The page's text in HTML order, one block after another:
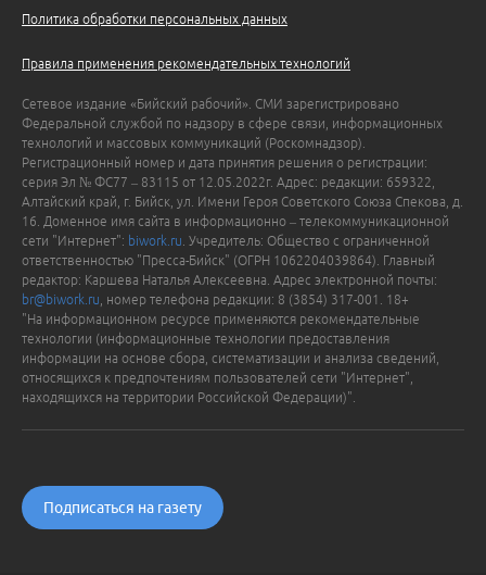
Политика обработки персональных данных
Правила применения рекомендательных технологий
Сетевое издание «Бийский рабочий». СМИ зарегистрировано
Федеральной службой по надзору в сфере связи, информационных
технологий и массовых коммуникаций (Роскомнадзор).
Регистрационный номер и дата принятия решения о регистрации:
серия Эл № ФС77 – 83115 от 12.05.2022г. Адрес: редакции: 659322,
Алтайский край, г. Бийск, ул. Имени Героя Советского Союза Спекова, д.
16. Доменное имя сайта в информационно – телекоммуникационной
сети "Интернет": biwork.ru . Учредитель: Общество с ограниченной
ответственностью "Пресса-Бийск" (ОГРН 1062204039864). Главный
редактор: Каршева Наталья Алексеевна. Адрес электронной почты:
br@biwork.ru , номер телефона редакции: 8 (3854) 317-001. 18+
"На информационном ресурсе применяются рекомендательные
технологии (информационные технологии предоставления
информации на основе сбора, систематизации и анализа сведений,
относящихся к предпочтениям пользователей сети "Интернет",
находящихся на территории Российской Федерации)".
Подписаться на газету